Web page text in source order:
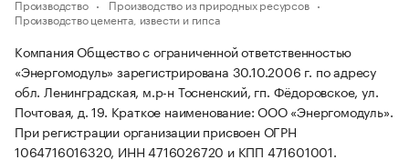
Производство
Производство из природных ресурсов
Производство цемента, извести и гипса
Компания Общество с ограниченной ответственностью
«Энергомодуль» зарегистрирована 30.10.2006 г. по адресу
обл. Ленинградская, м.р-н Тосненский, гп. Фёдоровское, ул.
Почтовая, д. 19. Краткое наименование: ООО «Энергомодуль».
При регистрации организации присвоен ОГРН
1064716016320, ИНН 4716026720 и КПП 471601001.